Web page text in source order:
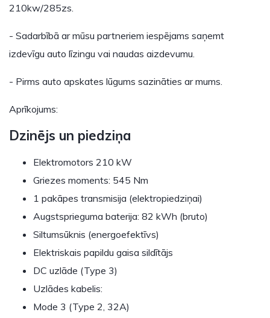
210kw/285zs.
- Sadarbībā ar mūsu partneriem iespējams saņemt
izdevīgu auto līzingu vai naudas aizdevumu.
- Pirms auto apskates lūgums sazināties ar mums.
Aprīkojums:
Dzinējs un piedziņa
Elektromotors 210 kW
Griezes moments: 545 Nm
1 pakāpes transmisija (elektropiedziņai)
Augstsprieguma baterija: 82 kWh (bruto)
Siltumsūknis (energoefektīvs)
Elektriskais papildu gaisa sildītājs
DC uzlāde (Type 3)
Uzlādes kabelis:
Mode 3 (Type 2, 32A)